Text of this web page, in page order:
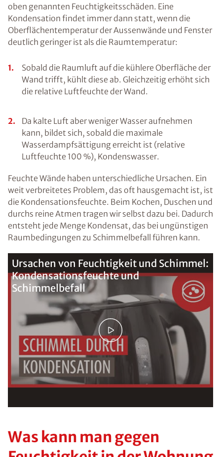
oben genannten Feuchtigkeitsschäden. Eine
Kondensation findet immer dann statt, wenn die
Oberflächentemperatur der Aussenwände und Fenster
deutlich geringer ist als die Raumtemperatur:
Sobald die Raumluft auf die kühlere Oberfläche der
Wand trifft, kühlt diese ab. Gleichzeitig erhöht sich
die relative Luftfeuchte der Wand.
Da kalte Luft aber weniger Wasser aufnehmen
kann, bildet sich, sobald die maximale
Wasserdampfsättigung erreicht ist (relative
Luftfeuchte 100 %), Kondenswasser.
Feuchte Wände haben unterschiedliche Ursachen. Ein
weit verbreitetes Problem, das oft hausgemacht ist, ist
die Kondensationsfeuchte. Beim Kochen, Duschen und
durchs reine Atmen tragen wir selbst dazu bei. Dadurch
entsteht jede Menge Kondensat, das bei ungünstigen
Raumbedingungen zu Schimmelbefall führen kann.
Ursachen von Feuchtigkeit und Schimmel:
Kondensationsfeuchte und
Schimmelbefall
Was kann man gegen